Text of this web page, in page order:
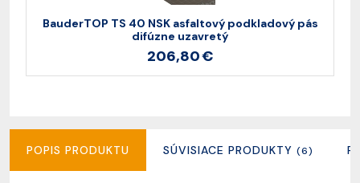
BauderTOP TS 40 NSK asfaltový podkladový pás
difúzne uzavretý
206,80 €
POPIS PRODUKTU SÚVISIACE PRODUKTY (6)